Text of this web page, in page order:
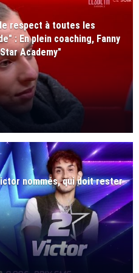
respect à toutes les
: En plein coaching, Fanny
Academy"
nommés, qui doit rester